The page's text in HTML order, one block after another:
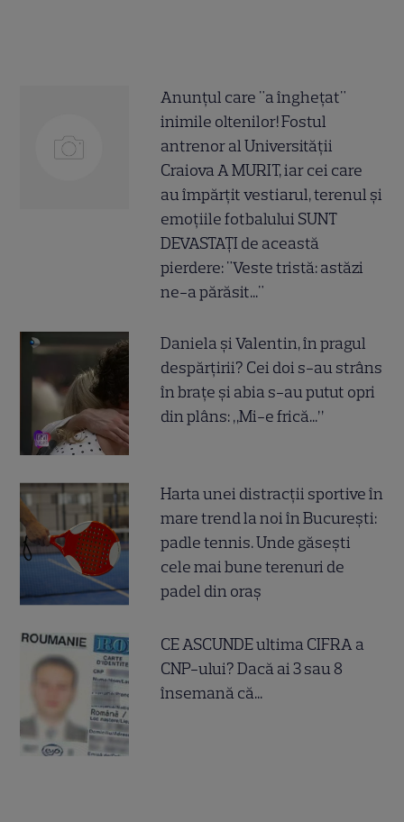
Anunțul care "a înghețat"
inimile oltenilor! Fostul
antrenor al Universității
Craiova A MURIT, iar cei care
au împărțit vestiarul, terenul și
emoțiile fotbalului SUNT
DEVASTAȚI de această
pierdere: "Veste tristă: astăzi
ne-a părăsit..."
Daniela și Valentin, în pragul
despărțirii? Cei doi s-au strâns
în brațe și abia s-au putut opri
din plâns: „Mi-e frică...”
Harta unei distracții sportive în
mare trend la noi în București:
padle tennis. Unde găsești
cele mai bune terenuri de
padel din oraș
CE ASCUNDE ultima CIFRA a
CNP-ului? Dacă ai 3 sau 8
însemană că...